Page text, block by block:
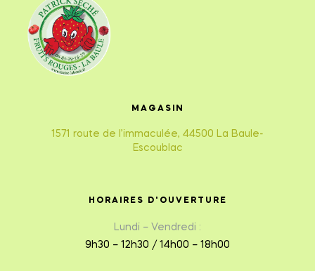
MAGASIN
1571 route de l’immaculée, 44500 La Baule-
Escoublac
HORAIRES D'OUVERTURE
Lundi – Vendredi :
9h30 – 12h30 / 14h00 – 18h00